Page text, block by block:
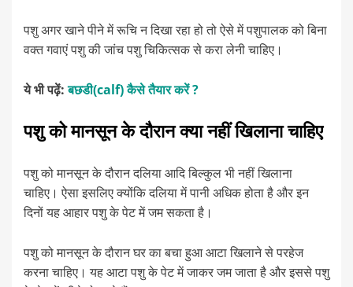
पशु अगर खाने पीने में रूचि न दिखा रहा हो तो ऐसे में पशुपालक को बिना
वक्त गवाएं पशु की जांच पशु चिकित्सक से करा लेनी चाहिए।
ये भी पढ़ें:बछडी(calf) कैसे तैयार करें ?
पशु को मानसून के दौरान क्या नहीं खिलाना चाहिए
पशु को मानसून के दौरान दलिया आदि बिल्कुल भी नहीं खिलाना
चाहिए। ऐसा इसलिए क्योंकि दलिया में पानी अधिक होता है और इन
दिनों यह आहार पशु के पेट में जम सकता है।
पशु को मानसून के दौरान घर का बचा हुआ आटा खिलाने से परहेज
करना चाहिए। यह आटा पशु के पेट में जाकर जम जाता है और इससे पशु